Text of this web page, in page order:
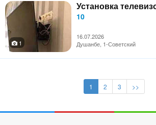
Установка
10
16.07.2026
1
Душанбе, 1-Советский
1 2 3 >>